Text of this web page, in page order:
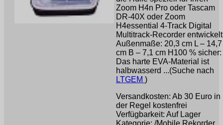
Zoom H4n Pro oder Tascam
DR-40X oder Zoom
H4essential 4-Track Digital
Multitrack-Recorder
Außenmaße: 20,3 cm L – 14,7
cm B – 7,1 cm H100 % sicher:
Das harte EVA-Material ist
halbwasserd ...(Suche nach
LTGEM )
Versandkosten: Ab 30 Euro in
der Regel kostenfrei
Verfügbarkeit: Auf Lager